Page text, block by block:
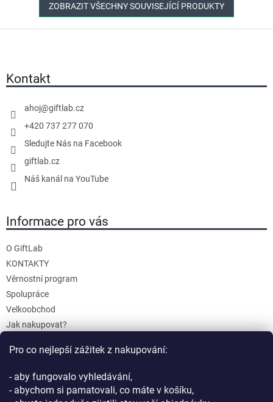
Pro co nejlepší zážitek z nakupování:
- aby fungovalo vyhledávání,
- abychom si pamatovali, co máte v košíku,
ZOBRAZIT VŠECHNY SOUVISEJÍCÍ PRODUKTY
Kontakt
ahoj@giftlab.cz
+420 737 277 070
Sledujte Nás na Facebook
giftlab.cz
Náš kanál na YouTube
Informace pro vás
O GiftLab
KONTAKTY
Věrnostní program
Spolupráce
Velkoobchod
Jak nakupovat?
Reklamace a Vrácení
Podmínky ochrany osobních údajů